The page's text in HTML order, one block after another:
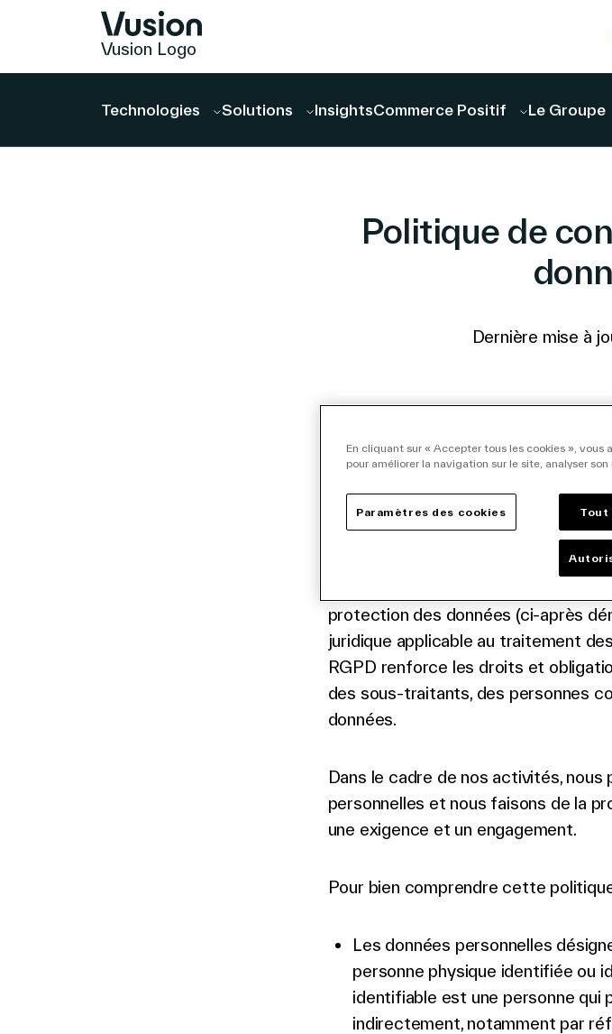
Vusion Logo
Technologies Solutions InsightsCommerce Positif Le Groupe
Politique de
Dernière mise à
Introduction
Le règlement (UE) 2016/679 du
27 avril 2016 relatif à la protection
traitement des données à caractère
protection des données (ci-après
juridique applicable au traitement
RGPD renforce les droits et
des sous-traitants, des personnes
données.
Dans le cadre de nos activités,
personnelles et nous faisons de la
une exigence et un engagement.
Pour bien comprendre cette
Les données personnelles
personne physique identifiée ou
identifiable est une personne
indirectement, notamment par
En cliquant sur « Accepter tous les cookies »,
pour améliorer la navigation sur le site, analyser
Tout
Paramètres des cookies